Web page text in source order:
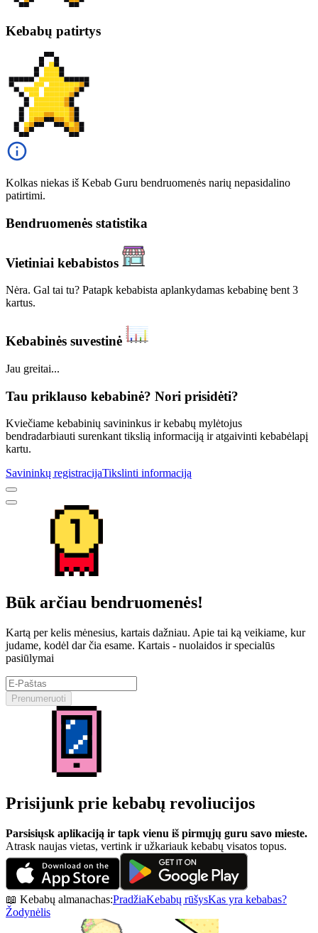
Kebabų patirtys
Kolkas niekas iš Kebab Guru bendruomenės narių nepasidalino
patirtimi.
Bendruomenės statistika
Vietiniai kebabistos
Nėra. Gal tai tu? Patapk kebabista aplankydamas kebabinę bent 3
kartus.
Kebabinės suvestinė
Jau greitai...
Tau priklauso kebabinė? Nori prisidėti?
Kviečiame kebabinių savininkus ir kebabų mylėtojus
bendradarbiauti surenkant tikslią informaciją ir atgaivinti kebabėlapį
kartu.
Savininkų registracijaTikslinti informaciją
Būk arčiau bendruomenės!
Kartą per kelis mėnesius, kartais dažniau. Apie tai ką veikiame, kur
judame, kodėl dar čia esame. Kartais - nuolaidos ir specialūs
pasiūlymai
Prenumeruoti
Prisijunk prie kebabų revoliucijos
Parsisiųsk aplikaciją ir tapk vienu iš pirmųjų guru savo mieste.
Atrask naujas vietas, vertink ir užkariauk kebabų visatos topus.
📖 Kebabų almanachas:PradžiaKebabų rūšysKas yra kebabas?
Žodynėlis